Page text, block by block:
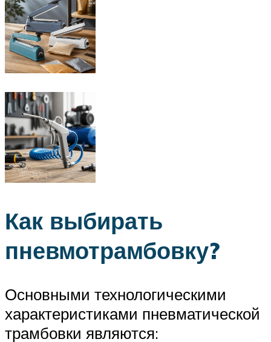
Как выбирать
пневмотрамбовку?
Основными технологическими
характеристиками пневматической
трамбовки являются: